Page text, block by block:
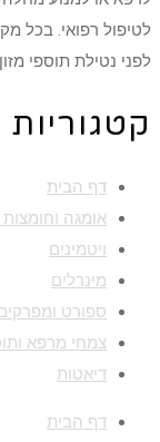
לטיפול רפואי. בכל
לפני נטילת תוספי מזון
קטגוריות
דף הבית
אומגה וחומצות
ויטמינים
מינרלים
ספורט
צמחי מרפא
דיאטות
דף הבית